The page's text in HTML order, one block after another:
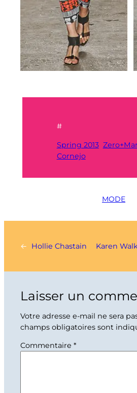
#
Spring 2013
Cornejo
MODE
← Hollie Chastain Karen
Laisser un
Votre adresse e-mail ne sera
champs obligatoires sont
Commentaire *